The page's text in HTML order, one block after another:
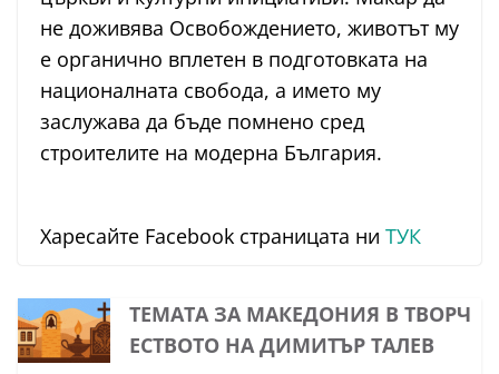
не доживява Освобождението, животът му
е органично вплетен в подготовката на
националната свобода, а името му
заслужава да бъде помнено сред
строителите на модерна България.
Харесайте Facebook страницата ни ТУК
ТЕМАТА ЗА МАКЕДОНИЯ В ТВОРЧ
ЕСТВОТО НА ДИМИТЪР ТАЛЕВ